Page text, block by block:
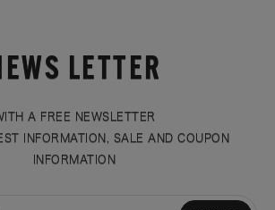
LETTER
A FREE NEWSLETTER
INFORMATION, SALE AND COUPON
INFORMATION